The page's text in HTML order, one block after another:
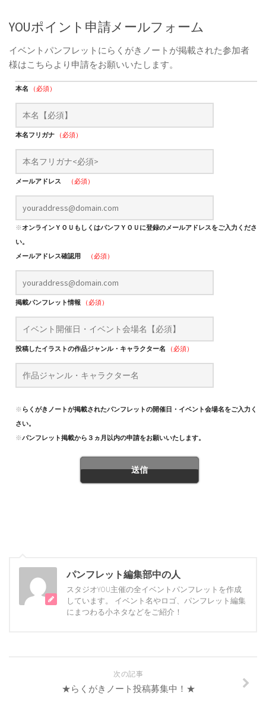
YOUポイント申請メールフォーム
イベントパンフレットにらくがきノートが掲載された参加者
様はこちらより申請をお願いいたします。
本名 （必須）
本名フリガナ （必須）
メールアドレス （必須）
※オンラインＹＯＵもしくはパンフＹＯＵに登録のメールアドレスをご入力くださ
い。
メールアドレス確認用
（必須）
掲載パンフレット情報 （必須）
投稿したイラストの作品ジャンル・キャラクター名 （必須）
※ らくがきノートが掲載されたパンフレットの開催日・イベント会場名をご入力くだ
さい。
※パンフレット掲載から３ヵ月以内の申請をお願いいたします。
パンフレット編集部中の人
スタジオYOU主催の全イベントパンフレットを作成
しています。 イベント名やロゴ、パンフレット編集
にまつわる小ネタなどをご紹介！
次の記事
★らくがきノート投稿募集中！★